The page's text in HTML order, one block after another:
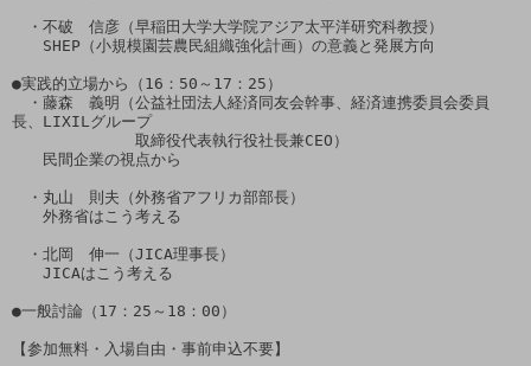
・不破　信彦（早稲田大学大学院アジア太平洋研究科教授）
SHEP（小規模園芸農民組織強化計画）の意義と発展方向
●実践的立場から（16：50～17：25）
・藤森　義明（公益社団法人経済同友会幹事、経済連携委員会委員
長、LIXILグループ
取締役代表執行役社長兼CEO）
民間企業の視点から
・丸山　則夫（外務省アフリカ部部長）
外務省はこう考える
・北岡　伸一（JICA理事長）
JICAはこう考える
●一般討論（17：25～18：00）
【参加無料・入場自由・事前申込不要】